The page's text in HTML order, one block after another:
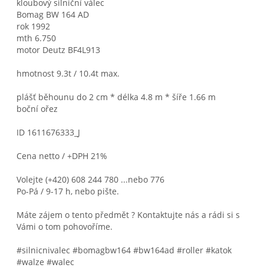
kloubový silniční válec
Bomag BW 164 AD
rok 1992
mth 6.750
motor Deutz BF4L913
hmotnost 9.3t / 10.4t max.
plášť běhounu do 2 cm * délka 4.8 m * šíře 1.66 m
boční ořez
ID 1611676333_J
Cena netto / +DPH 21%
Volejte (+420) 608 244 780 ...nebo 776
Po-Pá / 9-17 h, nebo pište.
Máte zájem o tento předmět ? Kontaktujte nás a rádi si s
Vámi o tom pohovoříme.
#silnicnivalec #bomagbw164 #bw164ad #roller #katok
#walze #walec